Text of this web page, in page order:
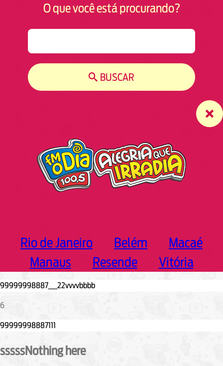
O que você está procurando?
BUSCAR
Rio de Janeiro Belém
Macaé
Manaus
Resende Vitória
6
sssssNothing here